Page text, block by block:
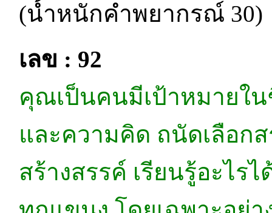
(น้ำหนักคำพยากรณ์ 30)
เลข : 92
คุณเป็นคนมีเป้าหมายใ
และความคิด ถนัดเลือก
สร้างสรรค์ เรียนรู้อะไร